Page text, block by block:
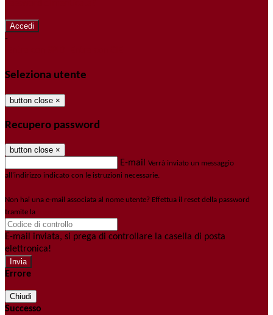
-
Seleziona utente
button close ×
Recupero password
button close ×
E-mail Verrà inviato un messaggio
all'indirizzo indicato con le istruzioni necessarie.
Non hai una e-mail associata al nome utente? Effettua il reset della password
tramite la
E-mail inviata, si prega di controllare la casella di posta
elettronica!
Errore
Chiudi
Successo